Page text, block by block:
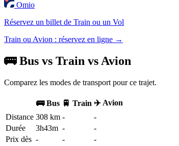
Omio
Réservez un billet de Train ou un Vol
Train ou Avion : réservez en ligne →
🚌 Bus vs Train vs Avion
Comparez les modes de transport pour ce trajet.
🚌 Bus 🚆 Train ✈️ Avion
Distance 308 km -
-
Durée
3h43m -
-
Prix dès - -
-